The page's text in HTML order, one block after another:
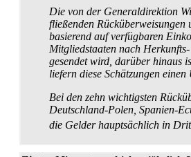
Die von der Generaldirektion
fließenden Rück­überweisungen
basierend auf verfügbaren
Mitglied­staaten nach
gesendet wird, darüber hinaus
liefern diese Schätzungen
Bei den zehn wichtigsten
Deutschland-Polen, Spanien-
die Gelder hauptsächlich in